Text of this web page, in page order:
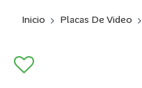
Inicio Placas De Video